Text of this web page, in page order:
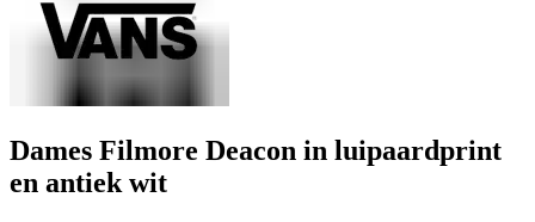
Dames Filmore Deacon in luipaardprint
en antiek wit